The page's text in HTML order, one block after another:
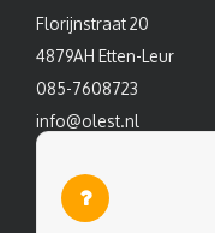
Florijnstraat 20
4879AH Etten-Leur
085-7608723
info@olest.nl